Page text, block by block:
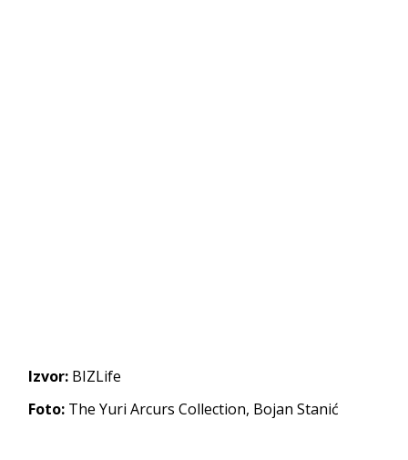
Izvor: BIZLife
Foto: The Yuri Arcurs Collection, Bojan Stanić